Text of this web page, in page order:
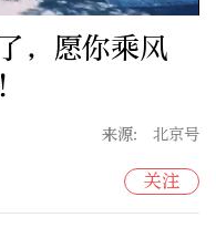
，愿你乘风
来源: 北京号
关注